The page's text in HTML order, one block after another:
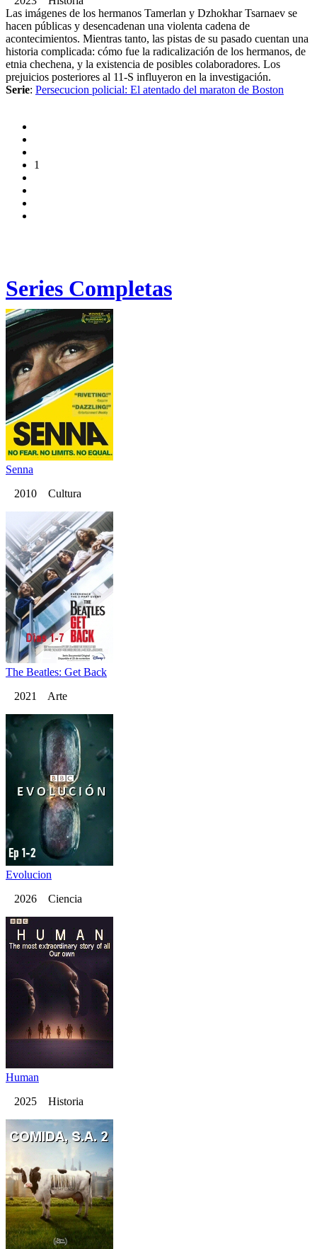
Las imágenes de los hermanos Tamerlan y Dzhokhar Tsarnaev se
hacen públicas y desencadenan una violenta cadena de
acontecimientos. Mientras tanto, las pistas de su pasado cuentan una
historia complicada: cómo fue la radicalización de los hermanos, de
etnia chechena, y la existencia de posibles colaboradores. Los
prejuicios posteriores al 11-S influyeron en la investigación.
Serie: Persecucion policial: El atentado del maraton de Boston
1
Series Completas
Senna
2010 Cultura
The Beatles: Get Back
2021 Arte
Evolucion
2026 Ciencia
Human
2025 Historia